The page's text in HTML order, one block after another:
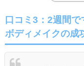
口コミ3：2週間
ボディメイクの成